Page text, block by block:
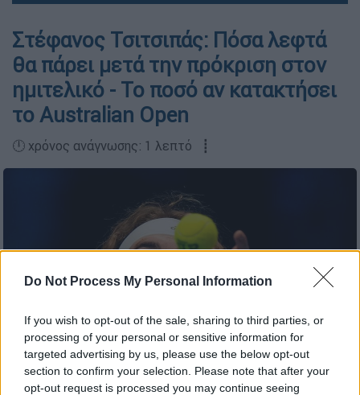
Do Not Process My Personal Information
If you wish to opt-out of the sale, sharing to third parties, or
processing of your personal or sensitive information for
targeted advertising by us, please use the below opt-out
section to confirm your selection. Please note that after your
opt-out request is processed you may continue seeing
Στέφανος Τσιτσιπάς: Πόσα λεφτά
θα πάρει μετά την πρόκριση στον
ημιτελικό - Το ποσό αν κατακτήσει
το Australian Open
🕛 χρόνος ανάγνωσης: 1 λεπτό ┋
AP Photo/Luca Bruno